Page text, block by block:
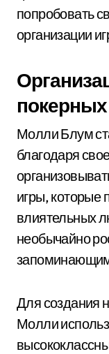
попробовать
организации
Молли Блум
благодаря
игры, которые
влиятельных
необычайно
Для создания
Молли